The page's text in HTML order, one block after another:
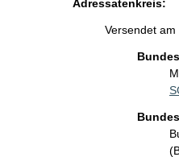
Adressatenkreis:
Versendet